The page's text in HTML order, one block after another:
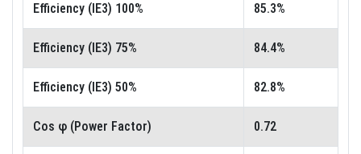
Efficiency (IE3) 100% 85.3%
Efficiency (IE3) 75% 84.4%
Efficiency (IE3) 50% 82.8%
Cos φ (Power Factor) 0.72